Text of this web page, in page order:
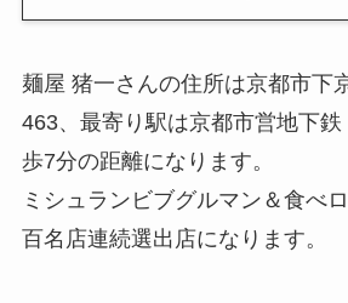
麺屋 猪一さんの住所は京都市下
463、最寄り駅は京都市営地下
歩7分の距離になります。
ミシュランビブグルマン＆食べ
百名店連続選出店になります。